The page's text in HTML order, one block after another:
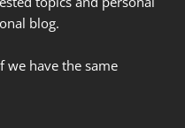
blog.
we have the same